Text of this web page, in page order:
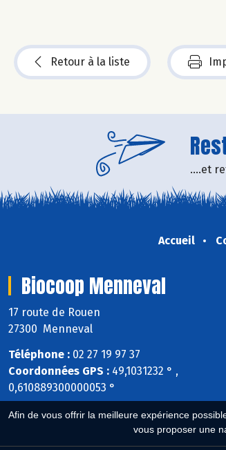
Afin de vous offrir la meilleure expérience
vous proposer une
Retour à la liste
....et
Accueil
Biocoop Menneval
17 route de Rouen
27300 Menneval
Téléphone : 02 27 19 97 37
Coordonnées GPS : 49,1031232 ° ,
0,610889300000053 °